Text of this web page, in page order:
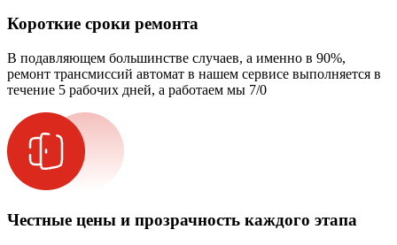
Короткие сроки ремонта
В подавляющем большинстве случаев, а именно в 90%,
ремонт трансмиссий автомат в нашем сервисе выполняется в
течение 5 рабочих дней, а работаем мы 7/0
Честные цены и прозрачность каждого этапа